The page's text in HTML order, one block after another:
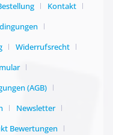
Kontakt
Widerrufsrecht
(AGB)
Newsletter
Bewertungen